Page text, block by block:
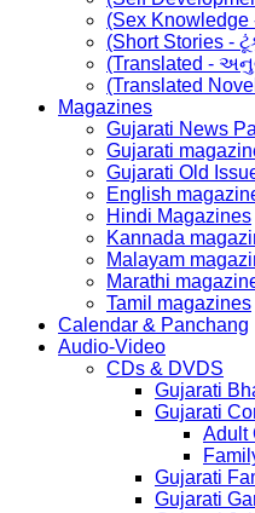
(Sex Knowledge
(Short Stories -
(Translated -
(Translated
Magazines
Gujarati News
Gujarati
Gujarati Old
English
Hindi Magazines
Kannada
Malayam
Marathi
Tamil magazines
Calendar & Panchang
Audio-Video
CDs & DVDS
Gujarati
Gujarati
Adult
Gujarati
Gujarati